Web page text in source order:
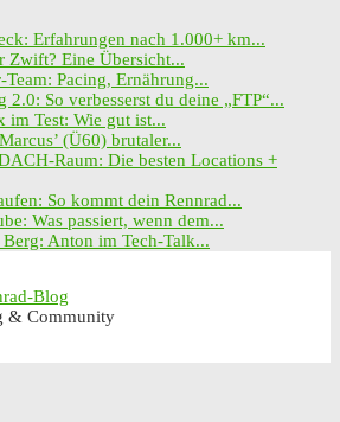
Erfahrungen nach 1.000+ km...
Zwift? Eine Übersicht...
Pacing, Ernährung...
2.0: So verbesserst du deine „FTP“...
im Test: Wie gut ist...
(Ü60) brutaler...
Raum: Die besten Locations +
So kommt dein Rennrad...
Was passiert, wenn dem...
Anton im Tech-Talk...
& Community